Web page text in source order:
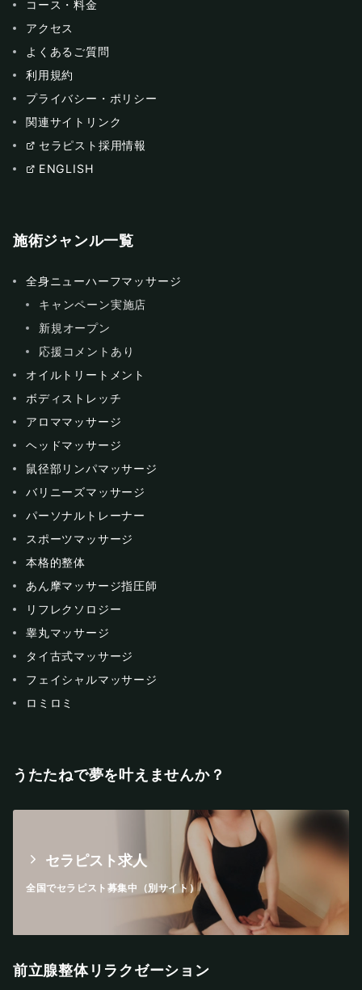
コース・料金
アクセス
よくあるご質問
利用規約
プライバシー・ポリシー
関連サイトリンク
セラピスト採用情報
ENGLISH
施術ジャンル一覧
全身ニューハーフマッサージ
キャンペーン実施店
新規オープン
応援コメントあり
オイルトリートメント
ボディストレッチ
アロママッサージ
ヘッドマッサージ
鼠径部リンパマッサージ
バリニーズマッサージ
パーソナルトレーナー
スポーツマッサージ
本格的整体
あん摩マッサージ指圧師
リフレクソロジー
睾丸マッサージ
タイ古式マッサージ
フェイシャルマッサージ
ロミロミ
うたたねで夢を叶えませんか？
セラピスト求人
全国でセラピスト募集中（別サイト）
前立腺整体リラクゼーション